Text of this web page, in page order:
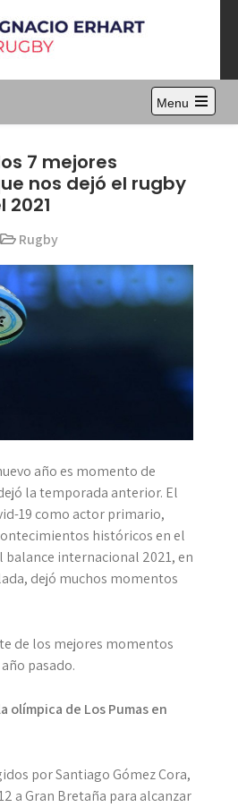
Menu
Open
7 mejores
nos dejó el rugby
2021
Rugby
año es momento de
la temporada anterior. El
19 como actor primario,
históricos en el
balance internacional 2021, en
dejó muchos momentos
de los mejores momentos
pasado.
olímpica de Los Pumas en
por Santiago Gómez Cora,
a Gran Bretaña para alcanzar